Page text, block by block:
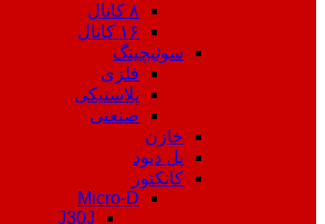
۸ کانال
۱۶ کانال
سوئیچینگ
فلزی
پلاستیکی
صنعتی
خازن
پل دیود
کانکتور
Micro-D
J30J